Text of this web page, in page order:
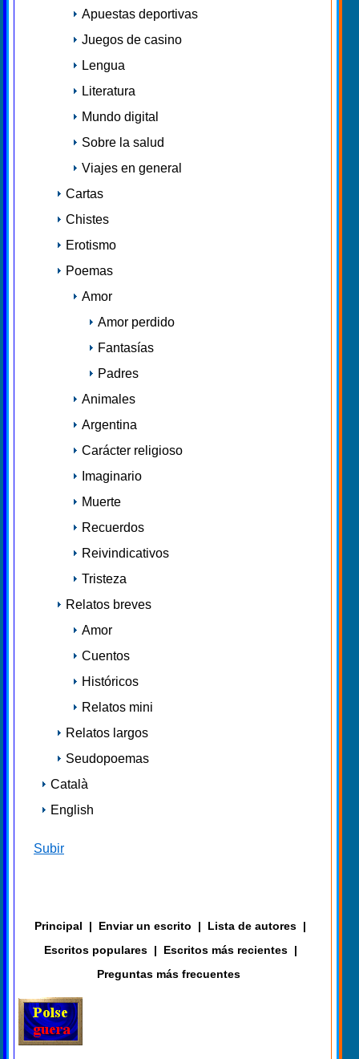
Apuestas deportivas
Juegos de casino
Lengua
Literatura
Mundo digital
Sobre la salud
Viajes en general
Cartas
Chistes
Erotismo
Poemas
Amor
Amor perdido
Fantasías
Padres
Animales
Argentina
Carácter religioso
Imaginario
Muerte
Recuerdos
Reivindicativos
Tristeza
Relatos breves
Amor
Cuentos
Históricos
Relatos mini
Relatos largos
Seudopoemas
Català
English
Subir
Principal | Enviar un escrito | Lista de autores |
Escritos populares | Escritos más recientes |
Preguntas más frecuentes